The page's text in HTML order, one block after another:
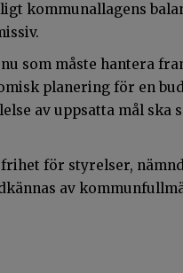
kommunallagens
som måste hantera
planering för en
av uppsatta mål ska
för styrelser,
av